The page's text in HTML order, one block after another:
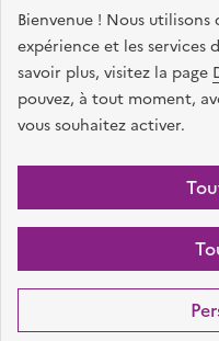
Bienvenue ! Nous
expérience et les services
savoir plus, visitez la page
pouvez, à tout moment,
vous souhaitez activer.
SIEC - Maison des examens
Académies de Créteil,
7, rue Ernest Renan
94749 ARCUEIL CEDEX
Nous contacter
facebook
x
Gestion des